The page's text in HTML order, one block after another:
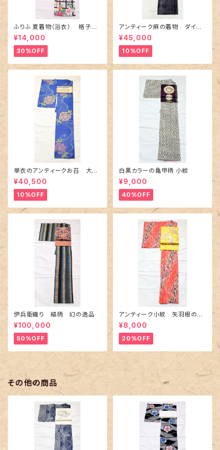
ふりふ 夏着物（浴衣） 格子に
百合や秋草花
¥14,000
30%OFF
アンティーク麻の着物 ダイヤ
に市松柄の上布
¥45,000
10%OFF
単衣のアンティークお召 大輪
の薔薇柄柄
¥40,500
10%OFF
白黒カラーの亀甲柄 小紋
¥9,000
40%OFF
伊兵衛織り 縞柄 幻の逸品
¥100,000
50%OFF
アンティーク小紋 矢羽根の地
紋に短冊柄 裄６６cm
¥8,000
20%OFF
その他の商品